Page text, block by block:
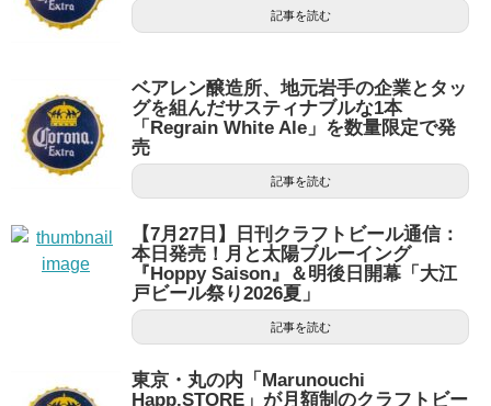
記事を読む
ベアレン醸造所、地元岩手の企業とタッ
グを組んだサスティナブルな1本
「Regrain White Ale」を数量限定で発
売
記事を読む
【7月27日】日刊クラフトビール通信：
本日発売！月と太陽ブルーイング
『Hoppy Saison』＆明後日開幕「大江
戸ビール祭り2026夏」
記事を読む
東京・丸の内「Marunouchi
Happ.STORE」が月額制のクラフトビー